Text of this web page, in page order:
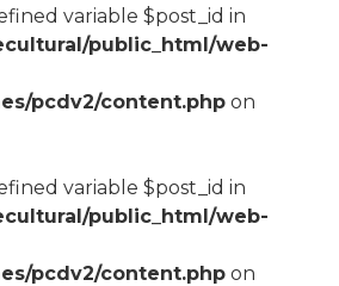
variable $post_id in
public_html/web-
pcdv2/content.phpon
variable $post_id in
public_html/web-
pcdv2/content.phpon